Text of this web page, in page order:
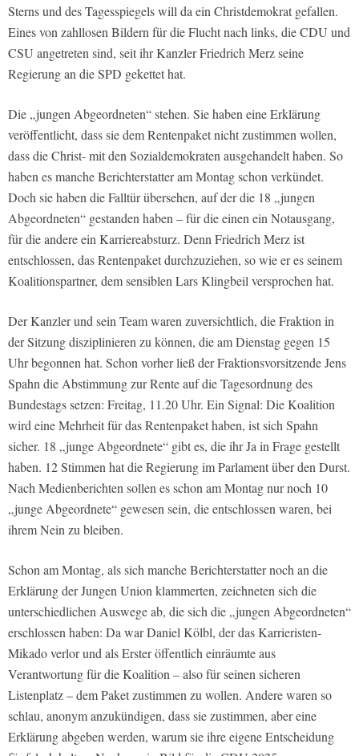
Sterns und des Tagesspiegels will da ein Christdemokrat gefallen.
Eines von zahllosen Bildern für die Flucht nach links, die CDU und
CSU angetreten sind, seit ihr Kanzler Friedrich Merz seine
Regierung an die SPD gekettet hat.
Die „jungen Abgeordneten“ stehen. Sie haben eine Erklärung
veröffentlicht, dass sie dem Rentenpaket nicht zustimmen wollen,
dass die Christ- mit den Sozialdemokraten ausgehandelt haben. So
haben es manche Berichterstatter am Montag schon verkündet.
Doch sie haben die Falltür übersehen, auf der die 18 „jungen
Abgeordneten“ gestanden haben – für die einen ein Notausgang,
für die andere ein Karriereabsturz. Denn Friedrich Merz ist
entschlossen, das Rentenpaket durchzuziehen, so wie er es seinem
Koalitionspartner, dem sensiblen Lars Klingbeil versprochen hat.
Der Kanzler und sein Team waren zuversichtlich, die Fraktion in
der Sitzung disziplinieren zu können, die am Dienstag gegen 15
Uhr begonnen hat. Schon vorher ließ der Fraktionsvorsitzende Jens
Spahn die Abstimmung zur Rente auf die Tagesordnung des
Bundestags setzen: Freitag, 11.20 Uhr. Ein Signal: Die Koalition
wird eine Mehrheit für das Rentenpaket haben, ist sich Spahn
sicher. 18 „junge Abgeordnete“ gibt es, die ihr Ja in Frage gestellt
haben. 12 Stimmen hat die Regierung im Parlament über den Durst.
Nach Medienberichten sollen es schon am Montag nur noch 10
„junge Abgeordnete“ gewesen sein, die entschlossen waren, bei
ihrem Nein zu bleiben.
Schon am Montag, als sich manche Berichterstatter noch an die
Erklärung der Jungen Union klammerten, zeichneten sich die
unterschiedlichen Auswege ab, die sich die „jungen Abgeordneten“
erschlossen haben: Da war Daniel Kölbl, der das Karrieristen-
Mikado verlor und als Erster öffentlich einräumte aus
Verantwortung für die Koalition – also für seinen sicheren
Listenplatz – dem Paket zustimmen zu wollen. Andere waren so
schlau, anonym anzukündigen, dass sie zustimmen, aber eine
Erklärung abgeben werden, warum sie ihre eigene Entscheidung